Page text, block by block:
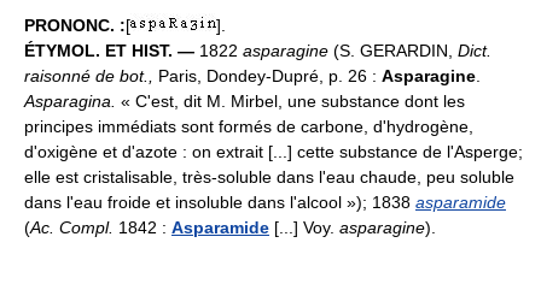
PRONONC. :[
].
ÉTYMOL. ET HIST. — 1822 asparagine (S. GERARDIN, Dict.
raisonné de bot.,
Paris, Dondey-Dupré, p. 26 : Asparagine
Asparagina. « C'est, dit M. Mirbel, une substance dont les
principes immédiats sont formés de carbone, d'hydrogène,
d'oxigène et d'azote : on extrait [...] cette substance de l'Asperge;
elle est cristalisable, très-soluble dans l'eau chaude, peu soluble
dans l'eau froide et insoluble dans l'alcool »); 1838 asparamide
(Ac. Compl. 1842 : Asparamide [...] Voy. asparagine).